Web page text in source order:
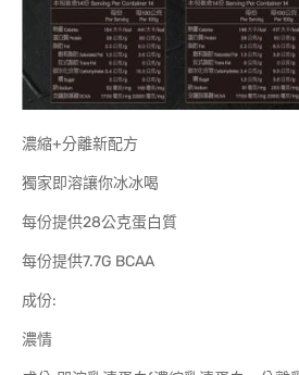
濃縮+分離新配方
獨家即溶讓你冰冰喝
每份提供28公克蛋白質
每份提供7.7G BCAA
成份:
濃情